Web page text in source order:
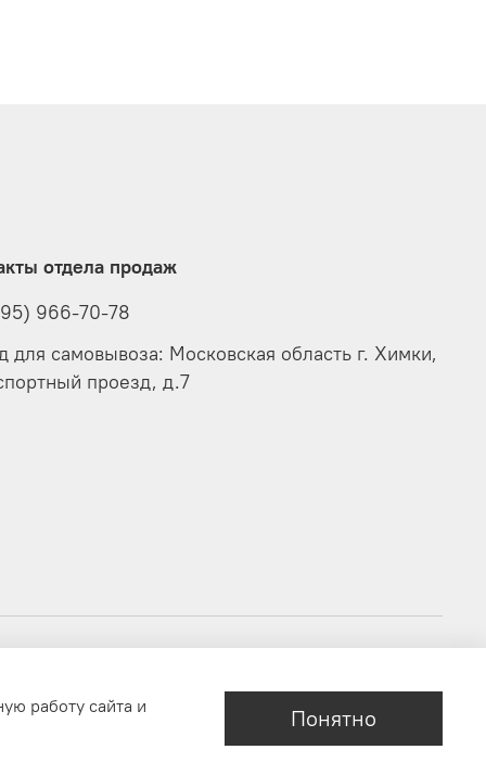
отдела продаж
966-70-78
для самовывоза: Московская область г. Химки,
проезд, д.7
работу сайта и Понятно